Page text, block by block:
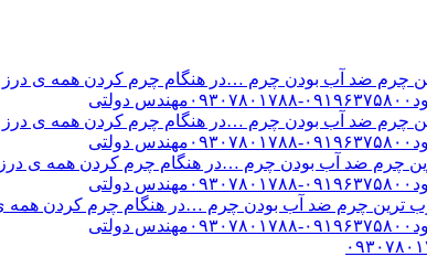
ضد آب بودن چرم …در هنگام چرم کردن همه ی درز
ضد آب بودن چرم …در هنگام چرم کردن همه ی درز
ضد آب بودن چرم …در هنگام چرم کردن همه ی درز
چرم ضد آب بودن چرم …در هنگام چرم کردن همه ی